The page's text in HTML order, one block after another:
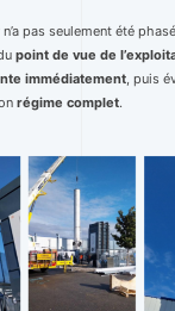
pas seulement été
point de vue de
immédiatement, puis
régime complet.